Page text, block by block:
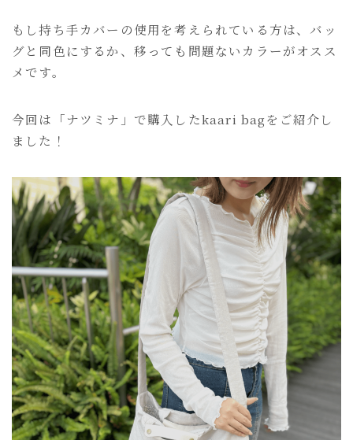
もし持ち手カバーの使用を考えられている方は、バッ
グと同色にするか、移っても問題ないカラーがオスス
メです。
今回は「ナツミナ」で購入したkaari bagをご紹介し
ました！